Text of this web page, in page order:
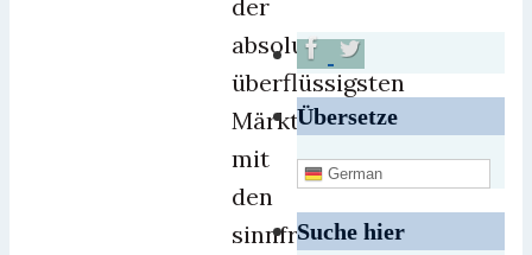
der
absolut
überflüssigsten
Märkte
mit
den
sinnfreiesten
Übersetze
German
Suche hier